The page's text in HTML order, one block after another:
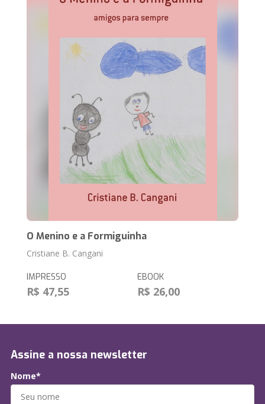
O Menino e a Formiguinha
Cristiane B. Cangani
IMPRESSO
R$ 47,55
EBOOK
R$ 26,00
Assine a nossa newsletter
Nome*